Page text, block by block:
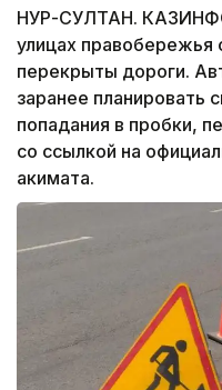
НУР-СУЛТАН.
улицах правобережья
перекрыты дороги.
заранее планировать
попадания в пробки,
со ссылкой на
акимата.